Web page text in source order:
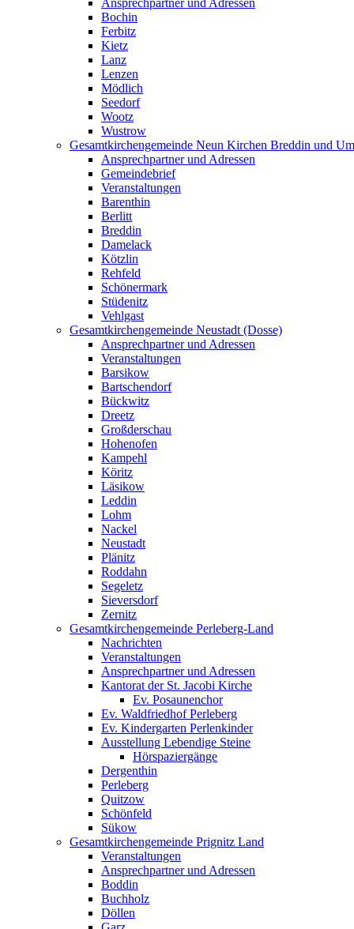
Bochin
Ferbitz
Kietz
Lanz
Lenzen
Mödlich
Seedorf
Wootz
Wustrow
Gesamtkirchengemeinde Neun Kirchen Breddin und
Ansprechpartner und Adressen
Gemeindebrief
Veranstaltungen
Barenthin
Berlitt
Breddin
Damelack
Kötzlin
Rehfeld
Schönermark
Stüdenitz
Vehlgast
Gesamtkirchengemeinde Neustadt (Dosse)
Ansprechpartner und Adressen
Veranstaltungen
Barsikow
Bartschendorf
Bückwitz
Dreetz
Großderschau
Hohenofen
Kampehl
Köritz
Läsikow
Leddin
Lohm
Nackel
Neustadt
Plänitz
Roddahn
Segeletz
Sieversdorf
Zernitz
Gesamtkirchengemeinde Perleberg-Land
Nachrichten
Veranstaltungen
Ansprechpartner und Adressen
Kantorat der St. Jacobi Kirche
Ev. Posaunenchor
Ev. Waldfriedhof Perleberg
Ev. Kindergarten Perlenkinder
Ausstellung Lebendige Steine
Hörspaziergänge
Dergenthin
Perleberg
Quitzow
Schönfeld
Sükow
Gesamtkirchengemeinde Prignitz Land
Veranstaltungen
Ansprechpartner und Adressen
Boddin
Buchholz
Döllen